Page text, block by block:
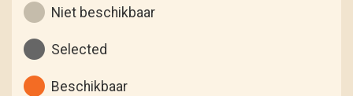
Niet beschikbaar
Selected
Beschikbaar